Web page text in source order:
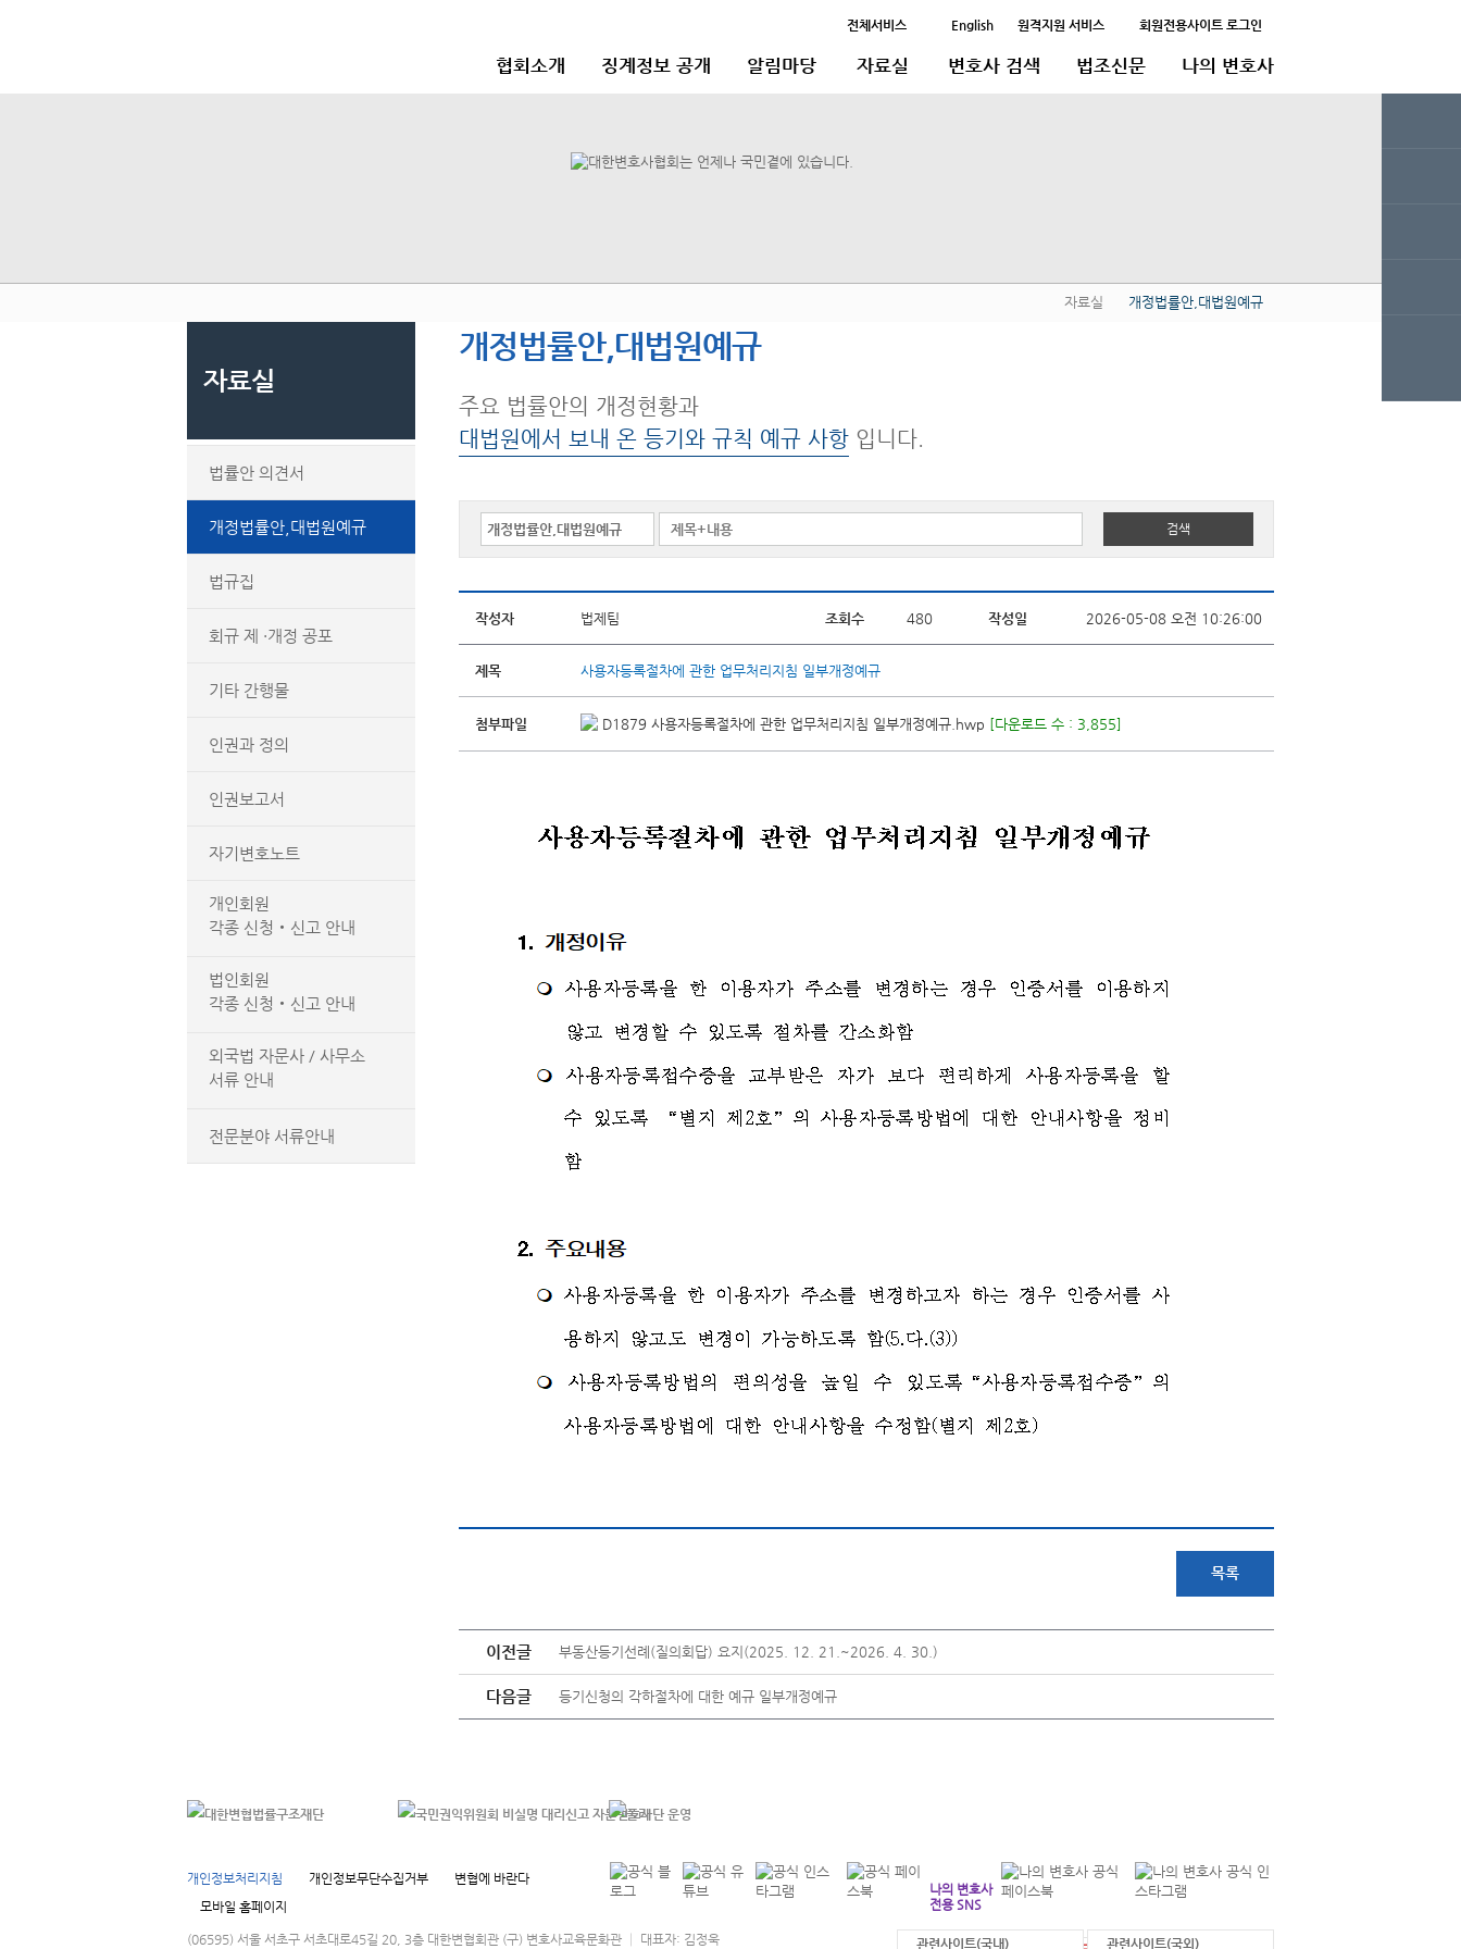
전체서비스 English 원격지원 서비스 회원전용사이트 로그인
협회소개 징계정보 공개 알림마당 자료실 변호사 검색 법조신문 나의 변호사
자료실 개정법률안,대법원예규
자료실
법률안 의견서
개정법률안,대법원예규
법규집
회규 제 ·개정 공포
기타 간행물
인권과 정의
인권보고서
자기변호노트
개인회원
각종 신청‧신고 안내
법인회원
각종 신청‧신고 안내
외국법 자문사 / 사무소
서류 안내
전문분야 서류안내
개정법률안,대법원예규
주요 법률안의 개정현황과
대법원에서 보내 온 등기와 규칙 예규 사항 입니다.
작성자 법제팀 조회수 480 작성일 2026-05-08 오전 10:26:00
제목 사용자등록절차에 관한 업무처리지침 일부개정예규
첨부파일 D1879 사용자등록절차에 관한 업무처리지침 일부개정예규.hwp [다운로드 수 : 3,855]
목록
이전글 부동산등기선례(질의회답) 요지(2025. 12. 21.~2026. 4. 30.)
다음글 등기신청의 각하절차에 대한 예규 일부개정예규
개인정보처리지침 개인정보무단수집거부
변협에 바란다
모바일 홈페이지
나의 변호사
전용 SNS
(06595) 서울 서초구 서초대로45길 20, 3층 대한변협회관 (구) 변호사교육문화관 │ 대표자: 김정욱 관련사이트(국내) 관련사이트(국외)